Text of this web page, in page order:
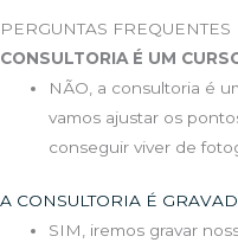
PERGUNTAS FREQUENTES
CONSULTORIA É UM
NÃO, a consultoria é
vamos ajustar os
conseguir viver de
A CONSULTORIA É
SIM, iremos gravar